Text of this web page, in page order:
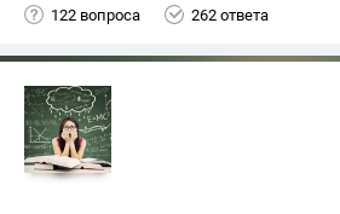
122 вопроса 262 ответа